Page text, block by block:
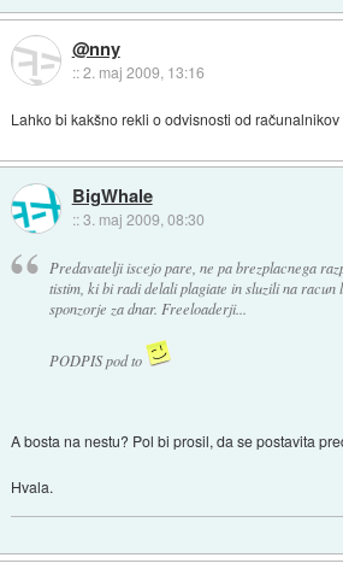
@nny
::2. maj 2009, 13:16
Lahko bi kakšno rekli o odvisnosti od računalnikov
BigWhale
::3. maj 2009, 08:30
Predavatelji iscejo pare, ne pa brezplacnega
tistim, ki bi radi delali plagiate in sluzili na
sponzorje za dnar. Freeloaderji...
PODPIS pod to
A bosta na nestu? Pol bi prosil, da se postavita
Hvala.